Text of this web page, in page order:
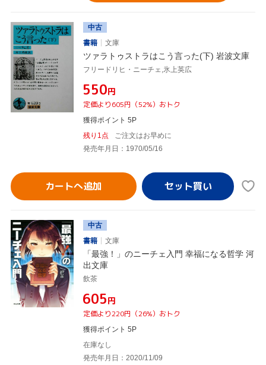
中古
書籍
文庫
ツァラトゥストラはこう言った(下) 岩波文庫
フリードリヒ・ニーチェ,氷上英広
¥550円
定価より605円（52%）おトク
獲得ポイント 5P
残り1点
ご注文はお早めに
発売年月日：1970/05/16
カートへ追加
中古
書籍
文庫
「最強！」のニーチェ入門 幸福になる哲学 河
出文庫
飲茶
¥605円
定価より220円（26%）おトク
獲得ポイント 5P
在庫なし
発売年月日：2020/11/09